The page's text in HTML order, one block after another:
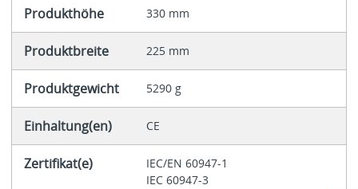
Produkthöhe 330 mm
Produktbreite 225 mm
Produktgewicht 5290 g
Einhaltung(en) CE
Zertifikat(e)
IEC/EN 60947-1
IEC 60947-3